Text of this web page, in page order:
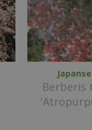
Berberis